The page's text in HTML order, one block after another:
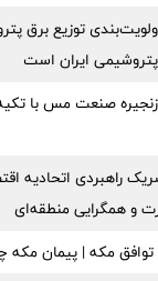
توزیع برق
ایران است
صنعت مس با
راهبردی اتحادیه
و همگرایی منطقه‌ای
مکه | پیمان مکه